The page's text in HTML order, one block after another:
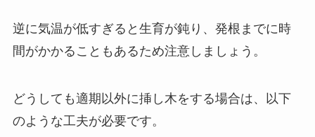
逆に気温が低すぎると生育が鈍り、発根までに時
間がかかることもあるため注意しましょう。
どうしても適期以外に挿し木をする場合は、以下
のような工夫が必要です。